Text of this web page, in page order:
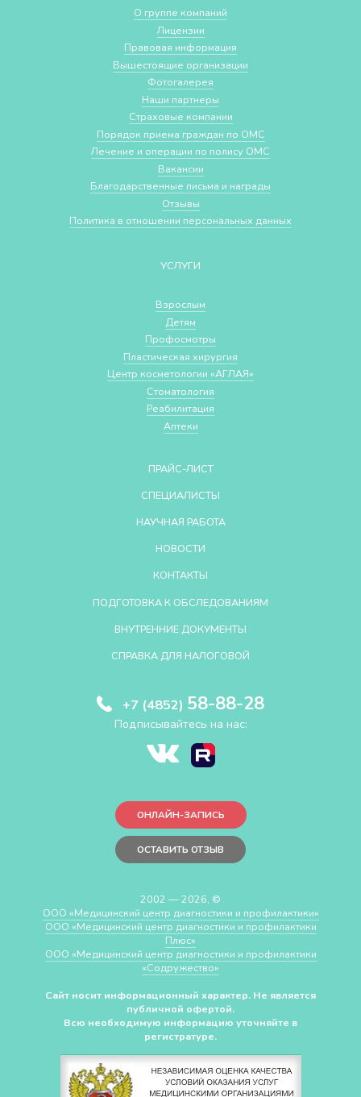
О группе компаний
Лицензии
Правовая информация
Вышестоящие организации
Фотогалерея
Наши партнеры
Страховые компании
Порядок приема граждан по ОМС
Лечение и операции по полису ОМС
Вакансии
Благодарственные письма и награды
Отзывы
Политика в отношении персональных данных
УСЛУГИ
Взрослым
Детям
Профосмотры
Пластическая хирургия
Центр косметологии «АГЛАЯ»
Стоматология
Реабилитация
Аптеки
ПРАЙС-ЛИСТ
СПЕЦИАЛИСТЫ
НАУЧНАЯ РАБОТА
НОВОСТИ
КОНТАКТЫ
ПОДГОТОВКА К ОБСЛЕДОВАНИЯМ
ВНУТРЕННИЕ ДОКУМЕНТЫ
СПРАВКА ДЛЯ НАЛОГОВОЙ
+7 (4852) 58-88-28
Подписывайтесь на нас:
ОНЛАЙН-ЗАПИСЬ
ОСТАВИТЬ ОТЗЫВ
2002 — 2026, ©
ООО «Медицинский центр диагностики и профилактики»
ООО «Медицинский центр диагностики и профилактики
Плюс»
ООО «Медицинский центр диагностики и профилактики
«Cодружество»
Сайт носит информационный характер. Не является
публичной офертой.
Всю необходимую информацию уточняйте в
регистратуре.